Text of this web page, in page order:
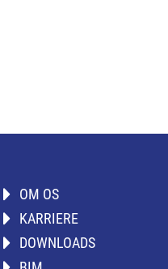
OM OS
KARRIERE
DOWNLOADS